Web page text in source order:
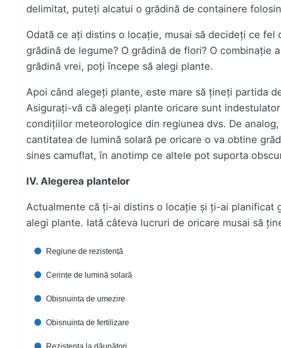
delimitat, puteți alcatui o grădină de containere
Odată ce ați distins o locație, musai să decideți ce fel
grădină de legume? O grădină de flori? O combinație
grădină vrei, poți începe să alegi plante.
Apoi când alegeți plante, este mare să țineți partida
Asigurați-vă că alegeți plante oricare sunt
condițiilor meteorologice din regiunea dvs. De
cantitatea de lumină solară pe oricare o va obtine
sines camuflat, în anotimp ce altele pot suporta
IV. Alegerea plantelor
Actualmente că ți-ai distins o locație și ți-ai planificat
alegi plante. Iată câteva lucruri de oricare musai să
Regiune de rezistență
Cerințe de lumină solară
Obisnuinta de umezire
Obisnuinta de fertilizare
Rezistența la dăunători